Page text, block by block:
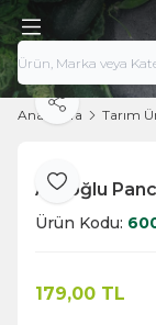
Ana Sayfa Tarım
Favoriye Ekle
Paylaş
Arifoğlu
Ürün Kodu:
179,00 TL